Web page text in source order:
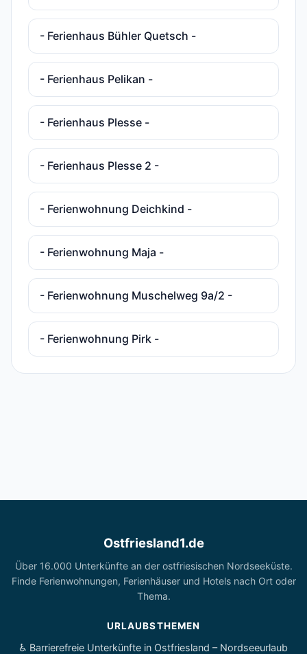
- Ferienhaus Bühler Quetsch -
- Ferienhaus Pelikan -
- Ferienhaus Plesse -
- Ferienhaus Plesse 2 -
- Ferienwohnung Deichkind -
- Ferienwohnung Maja -
- Ferienwohnung Muschelweg 9a/2 -
- Ferienwohnung Pirk -
Ostfriesland1.de
Über 16.000 Unterkünfte an der ostfriesischen Nordseeküste.
Finde Ferienwohnungen, Ferienhäuser und Hotels nach Ort oder
Thema.
URLAUBSTHEMEN
♿ Barrierefreie Unterkünfte in Ostfriesland – Nordseeurlaub